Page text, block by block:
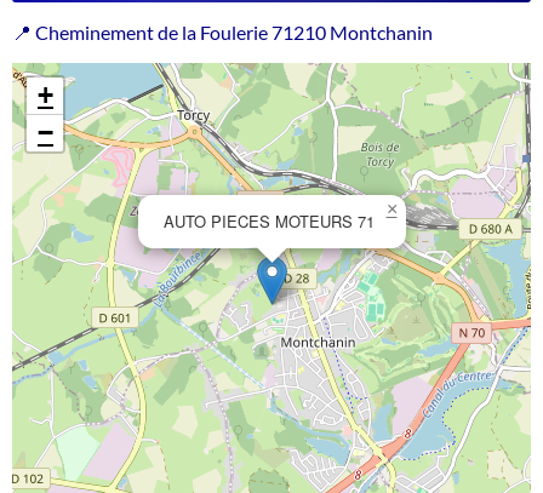
📍 Cheminement de la Foulerie 71210 Montchanin
AUTO PIECES MOTEURS 71
×
+
−